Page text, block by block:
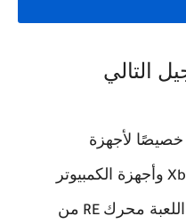
التالي
خصيصًا لأجهزة
وأجهزة الكمبيوتر
محرك RE من